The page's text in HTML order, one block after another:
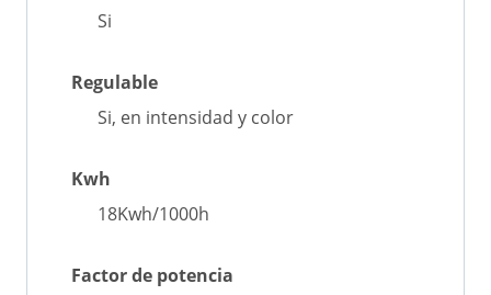
Si
Regulable
Si, en intensidad y color
Kwh
18Kwh/1000h
Factor de potencia